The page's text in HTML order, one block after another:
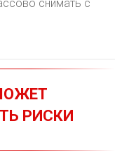
снимать с
РИСКИ